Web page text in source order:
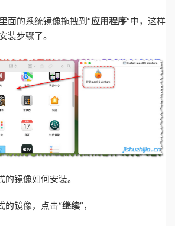
面的系统镜像拖拽到“应用程序”中，这样
装步骤了。
镜像如何安装。
的镜像，点击“继续”，